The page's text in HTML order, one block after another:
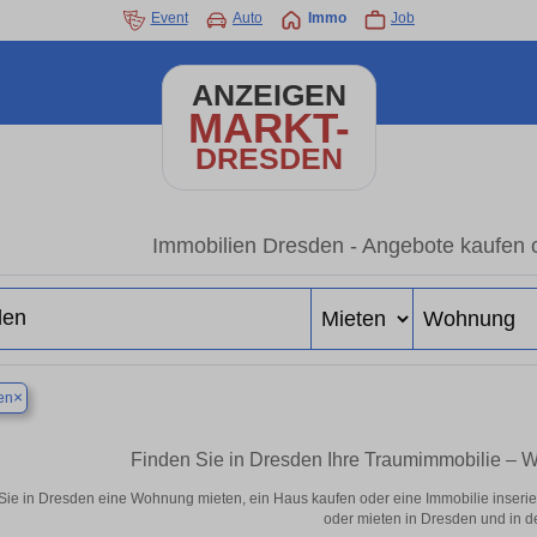
Event Auto Immo Job
ANZEIGEN
MARKT-
DRESDEN
Immobilien Dresden - Angebote kaufen
×
Finden Sie in Dresden Ihre Traumimmobilie –
in Dresden eine Wohnung mieten, ein Haus kaufen oder eine Immobilie
oder mieten in Dresden und in